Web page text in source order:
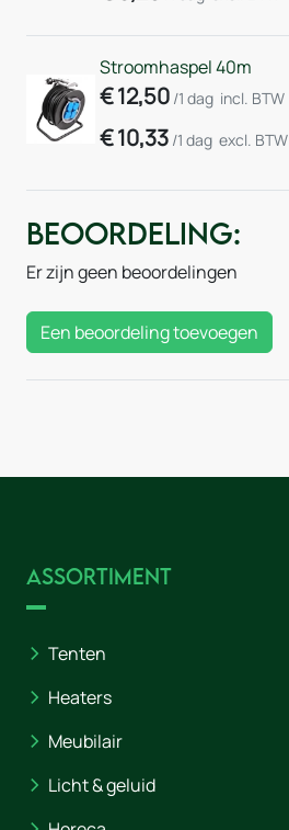
Stroomhaspel 40m
€12,50 /1 dag incl. BTW
€10,33 /1 dag excl. BTW
Beoordeling:
Er zijn geen beoordelingen
Een beoordeling toevoegen
Assortiment
Tenten
Heaters
Meubilair
Licht & geluid